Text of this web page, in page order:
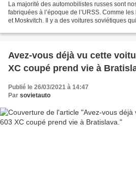
La majorité des automobilistes russes sont
fabriquées à l’époque de l’URSS. Comme
et Moskvitch. Il y a des voitures soviétiques
Avez-vous déjà vu cette
XC coupé prend vie à
Publié le 26/03/2021 à 14:47
Par sovietauto